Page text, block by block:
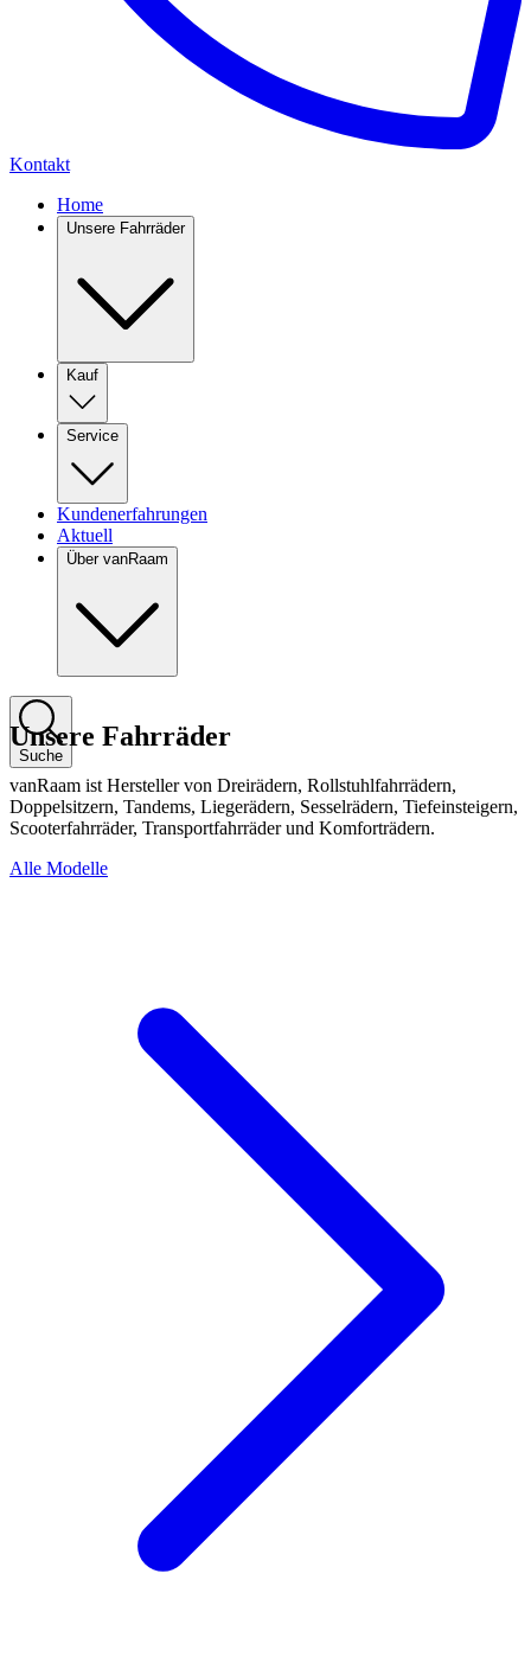
Kontakt
Home
Unsere Fahrräder
Kauf
Service
Kundenerfahrungen
Aktuell
Über vanRaam
Suche
Unsere Fahrräder
vanRaam ist Hersteller von Dreirädern, Rollstuhlfahrrädern,
Doppelsitzern, Tandems, Liegerädern, Sesselrädern, Tiefeinsteigern,
Scooterfahrräder, Transportfahrräder und Komforträdern.
Alle Modelle